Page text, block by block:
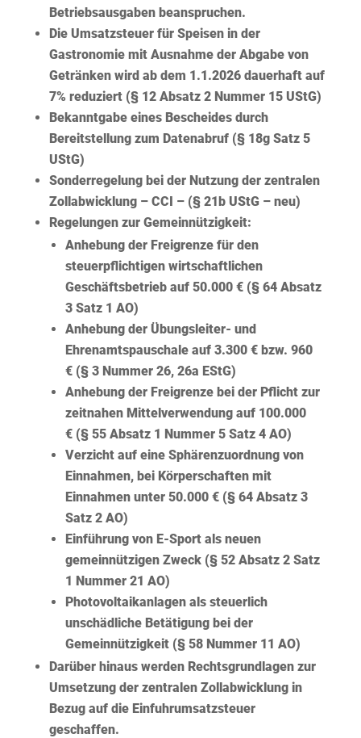
Betriebsausgaben beanspruchen.
Die Umsatzsteuer für Speisenin der
Gastronomie mit Ausnahmeder Abgabe von
Getränken wird ab dem 1.1.2026 dauerhaft auf
7% reduziert (§ 12 Absatz 2 Nummer 15 UStG)
Bekanntgabe eines Bescheides durch
Bereitstellung zum Datenabruf (§ 18g Satz 5
UStG)
Sonderregelung bei der Nutzung der zentralen
Zollabwicklung – CCI – (§ 21b UStG – neu)
Regelungen zur Gemeinnützigkeit:
Anhebung der Freigrenze für den
steuerpflichtigen wirtschaftlichen
Geschäftsbetrieb auf 50.000 € (§ 64 Absatz
3 Satz 1 AO)
Anhebung der Übungsleiter- und
Ehrenamtspauschale auf 3.300 € bzw. 960
€ (§ 3 Nummer 26, 26a EStG)
Anhebung der Freigrenze bei der Pflicht zur
zeitnahen Mittelverwendung auf 100.000
€ (§ 55 Absatz 1 Nummer 5 Satz 4 AO)
Verzicht auf eine Sphärenzuordnung von
Einnahmen, bei Körperschaften mit
Einnahmen unter 50.000 € (§ 64 Absatz 3
Satz 2 AO)
Einführung von E-Sport als neuen
gemeinnützigen Zweck (§ 52 Absatz 2 Satz
1 Nummer 21 AO)
Photovoltaikanlagen als steuerlich
unschädliche Betätigung bei der
Gemeinnützigkeit (§ 58 Nummer 11 AO)
Darüber hinaus werden Rechtsgrundlagen zur
Umsetzung der zentralen Zollabwicklungin
Bezug auf die Einfuhrumsatzsteuer
geschaffen.